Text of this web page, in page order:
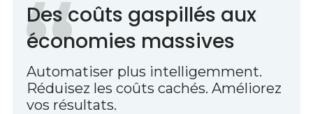
Des coûts gaspillés aux
économies massives
Automatiser plus intelligemment.
Réduisez les coûts cachés. Améliorez
vos résultats.